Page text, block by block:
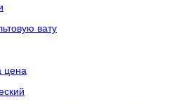
вату
цена